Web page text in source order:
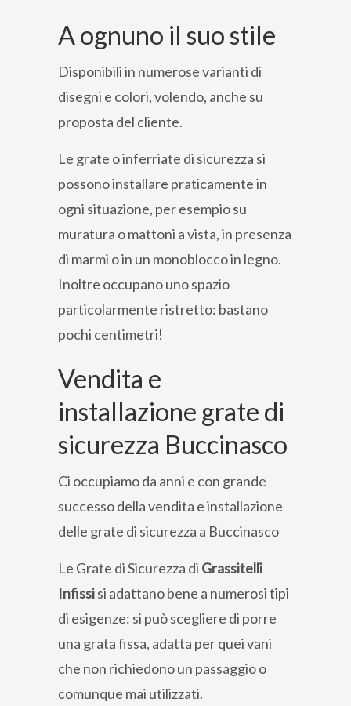
A ognuno il suo stile
Disponibili in numerose varianti di
disegni e colori, volendo, anche su
proposta del cliente.
Le grate o inferriate di sicurezza si
possono installare praticamente in
ogni situazione, per esempio su
muratura o mattoni a vista, in presenza
di marmi o in un monoblocco in legno.
Inoltre occupano uno spazio
particolarmente ristretto: bastano
pochi centimetri!
Vendita e
installazione grate di
sicurezza Buccinasco
Ci occupiamo da anni e con grande
successo della vendita e installazione
delle grate di sicurezza a Buccinasco
Le Grate di Sicurezza di Grassitelli
Infissisi adattano bene a numerosi tipi
di esigenze: si può scegliere di porre
una grata fissa, adatta per quei vani
che non richiedono un passaggio o
comunque mai utilizzati.